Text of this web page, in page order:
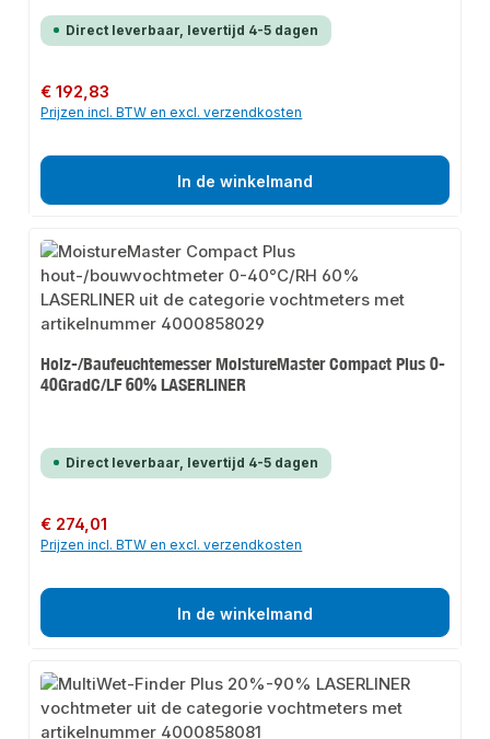
Direct leverbaar, levertijd 4-5 dagen
Normale prijs:
€ 192,83
Prijzen incl. BTW en excl. verzendkosten
In de winkelmand
Holz-/Baufeuchtemesser MoistureMaster Compact Plus 0-
40GradC/LF 60% LASERLINER
Direct leverbaar, levertijd 4-5 dagen
Normale prijs:
€ 274,01
Prijzen incl. BTW en excl. verzendkosten
In de winkelmand